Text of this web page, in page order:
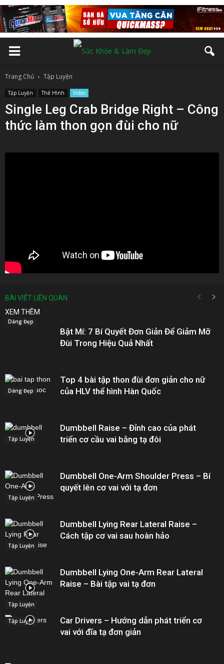
Trang Chủ Tập Luyện
Tập Luyện Thể Hình Video
Single Leg Crab Bridge Right – Công
thức làm thon gọn đùi cho nữ
BÀI VIẾT LIÊN QUAN
XEM THÊM
Dáng Đẹp
Bật Mí: 7 Bí Quyết Đơn Giản Để Giảm Mỡ
Đùi Trong Hiệu Quả Nhất
Dáng Đẹp
Top 4 bài tập thon đùi đơn giản cho nữ
của HLV thể hình Hàn Quốc
Tập Luyện
Dumbbell Raise – Đỉnh cao của phát
triển cơ cầu vai bằng tạ đôi
Tập Luyện
Dumbbell One-Arm Shoulder Press – Bí
quyết lên cơ vai với tạ đơn
Tập Luyện
Dumbbell Lying Rear Lateral Raise –
Cách tập cơ vai sau hoàn hảo
Tập Luyện
Dumbbell Lying One-Arm Rear Lateral
Raise – Bài tập vai tạ đơn
Tập Luyện
Car Drivers – Hướng dẫn phát triển cơ
vai với đĩa tạ đơn giản